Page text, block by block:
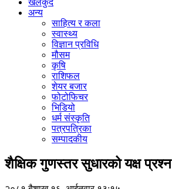
खेलकुद
अन्य
साहित्य र कला
स्वास्थ्य
विज्ञान प्रविधि
मौसम
कृषि
राशिफल
शेयर बजार
फोटोफिचर
भिडियो
धर्म संस्कृति
पत्रपत्रिका
सम्पादकीय
शैक्षिक गुणस्तर सुधारको यक्ष प्रश्न